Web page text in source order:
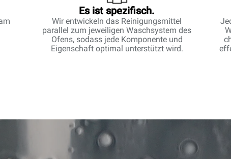
Es ist spezifisch.
Wir entwickeln das Reinigungsmittel
parallel zum jeweiligen Waschsystem des
Ofens, sodass jede Komponente und
Eigenschaft optimal unterstützt wird.